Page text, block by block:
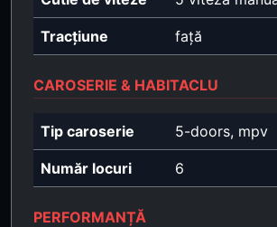
Tracțiune față
CAROSERIE & HABITACLU
Tip caroserie 5-doors, mpv
Număr locuri 6
PERFORMANȚĂ